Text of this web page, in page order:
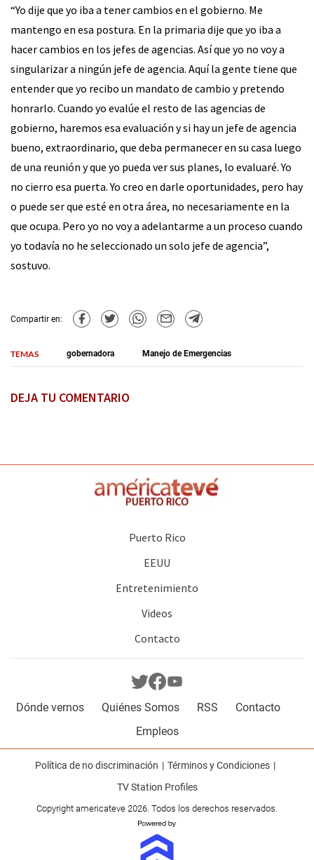
“Yo dije que yo iba a tener cambios en el gobierno. Me
mantengo en esa postura. En la primaria dije que yo iba a
hacer cambios en los jefes de agencias. Así que yo no voy a
singularizar a ningún jefe de agencia. Aquí la gente tiene que
entender que yo recibo un mandato de cambio y pretendo
honrarlo. Cuando yo evalúe el resto de las agencias de
gobierno, haremos esa evaluación y si hay un jefe de agencia
bueno, extraordinario, que deba permanecer en su casa luego
de una reunión y que yo pueda ver sus planes, lo evaluaré. Yo
no cierro esa puerta. Yo creo en darle oportunidades, pero hay
o puede ser que esté en otra área, no necesariamente en la
que ocupa. Pero yo no voy a adelantarme a un proceso cuando
yo todavía no he seleccionado un solo jefe de agencia”,
sostuvo.
Compartir en:
TEMAS gobernadora Manejo de Emergencias
DEJA TU COMENTARIO
Puerto Rico
EEUU
Entretenimiento
Videos
Contacto
Dónde vernos Quiénes Somos RSS
Contacto
Empleos
Política de no discriminación
Términos y Condiciones
TV Station Profiles
Copyright americateve 2026. Todos los derechos reservados.